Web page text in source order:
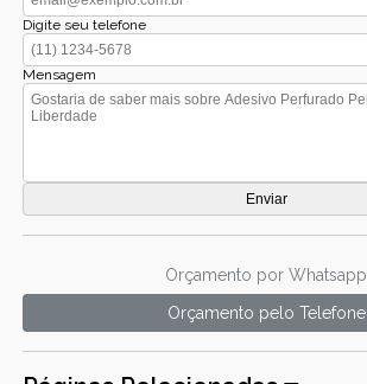
Digite seu telefone
Mensagem
Orçamento por Whatsapp
Orçamento pelo Telefone